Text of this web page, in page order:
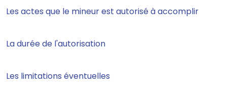
Les actes que le mineur est autorisé à accomplir
La durée de l'autorisation
Les limitations éventuelles